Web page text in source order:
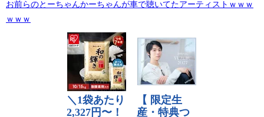
お前らのとーちゃんかーちゃんが車で聴いてたアーティストｗｗｗ
ｗｗｗ